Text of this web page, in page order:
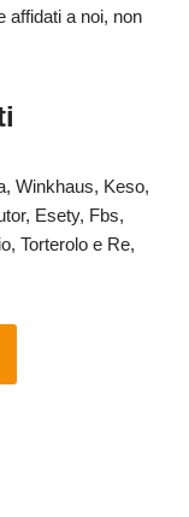
affidati a noi, non
Winkhaus, Keso,
Esety, Fbs,
Torterolo e Re,